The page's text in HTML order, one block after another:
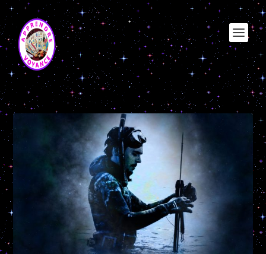
Étiquette :verseau noble